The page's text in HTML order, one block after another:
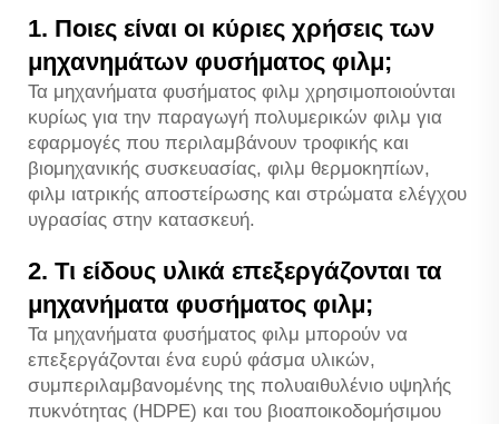
1. Ποιες είναι οι κύριες χρήσεις των
μηχανημάτων φυσήματος φιλμ;
Τα μηχανήματα φυσήματος φιλμ χρησιμοποιούνται
κυρίως για την παραγωγή πολυμερικών φιλμ για
εφαρμογές που περιλαμβάνουν τροφικής και
βιομηχανικής συσκευασίας, φιλμ θερμοκηπίων,
φιλμ ιατρικής αποστείρωσης και στρώματα ελέγχου
υγρασίας στην κατασκευή.
2. Τι είδους υλικά επεξεργάζονται τα
μηχανήματα φυσήματος φιλμ;
Τα μηχανήματα φυσήματος φιλμ μπορούν να
επεξεργάζονται ένα ευρύ φάσμα υλικών,
συμπεριλαμβανομένης της πολυαιθυλένιο υψηλής
πυκνότητας (HDPE) και του βιοαποικοδομήσιμου